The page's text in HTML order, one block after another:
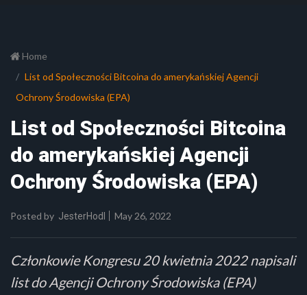
Home
List od Społeczności Bitcoina do amerykańskiej Agencji
Ochrony Środowiska (EPA)
List od Społeczności Bitcoina
do amerykańskiej Agencji
Ochrony Środowiska (EPA)
Posted by JesterHodl May 26, 2022
Członkowie Kongresu 20 kwietnia 2022 napisali
list do Agencji Ochrony Środowiska (EPA)